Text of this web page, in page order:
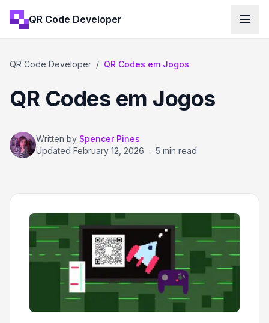
QR Code Developer
QR Code Developer / QR Codes em Jogos
QR Codes em Jogos
Written by Spencer Pines
Updated February 12, 2026 · 5 min read